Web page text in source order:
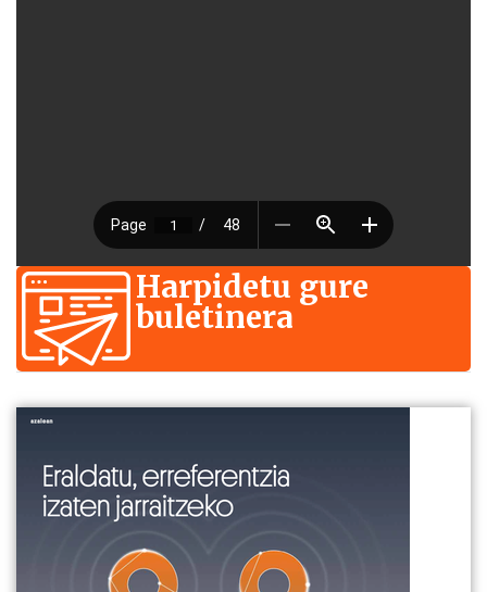
Harpidetu gure
buletinera